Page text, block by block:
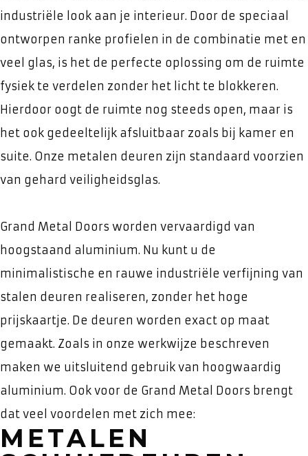
industriële look aan je interieur. Door de speciaal
ontworpen ranke profielen in de combinatie met en
veel glas, is het de perfecte oplossing om de ruimte
fysiek te verdelen zonder het licht te blokkeren.
Hierdoor oogt de ruimte nog steeds open, maar is
het ook gedeeltelijk afsluitbaar zoals bij kamer en
suite. Onze metalen deuren zijn standaard voorzien
van gehard veiligheidsglas.
Grand Metal Doors worden vervaardigd van
hoogstaand aluminium. Nu kunt u de
minimalistische en rauwe industriële verfijning van
stalen deuren realiseren, zonder het hoge
prijskaartje. De deuren worden exact op maat
gemaakt. Zoals in onze werkwijze beschreven
maken we uitsluitend gebruik van hoogwaardig
aluminium. Ook voor de Grand Metal Doors brengt
dat veel voordelen met zich mee:
METALEN